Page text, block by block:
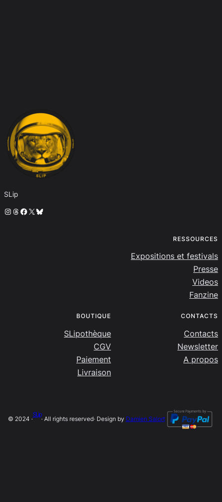
SLip
Instagram
Threads
Facebook
X Bluesky
RESSOURCES
Expositions et festivals
Presse
Videos
Fanzine
BOUTIQUE
SLipothèque
CGV
Paiement
Livraison
CONTACTS
Contacts
Newsletter
A propos
© 2024 ·
SLip
· All rights reserved· Design by Damien Salort